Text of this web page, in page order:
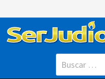
al
contenido
Buscar: